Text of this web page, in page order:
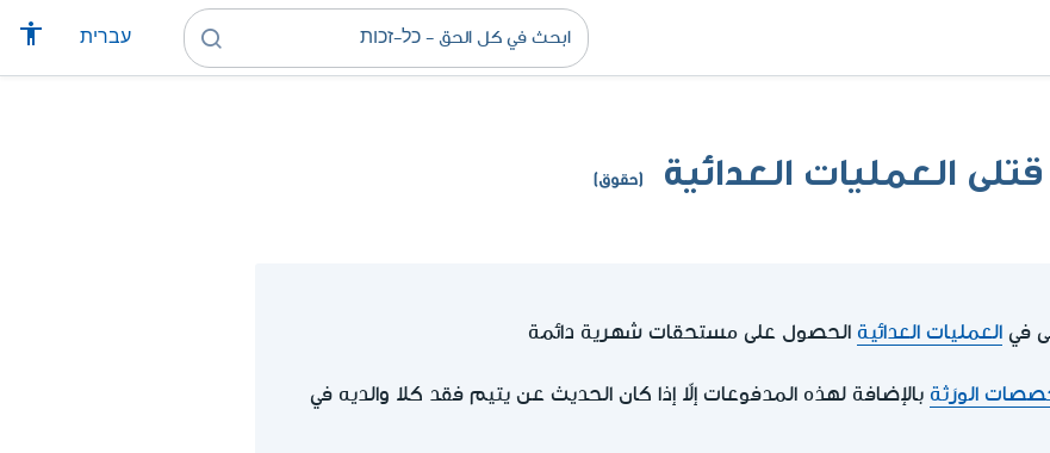
עברית
العمليات العدائية (حقوق)
في العمليات العدائية الحصول على مستحقات شهرية دائمة
الورَثة بالإضافة لهذه المدفوعات إلاّ إذا كان الحديث عن يتيم فقد كلا والديه في